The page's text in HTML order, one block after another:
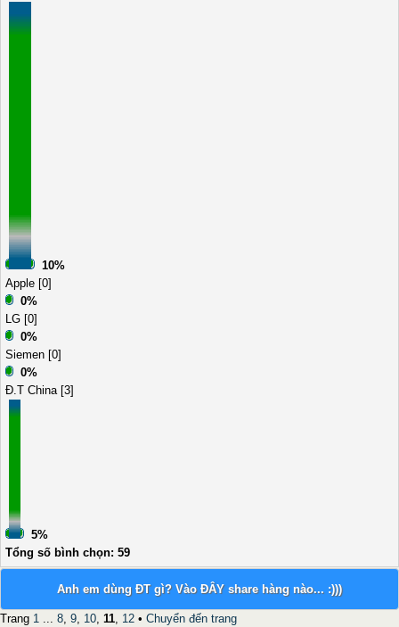
10%
Apple [0]
0%
LG [0]
0%
Siemen [0]
0%
Ð.T China [3]
5%
Tổng số bình chọn: 59
Anh em dùng ÐT gì? Vào ÐÂY share hàng nào... :)))
Trang 1 ... 8, 9, 10, 11, 12 • Chuyển đến trang